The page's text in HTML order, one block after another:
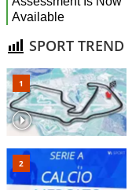
SPORT TREND